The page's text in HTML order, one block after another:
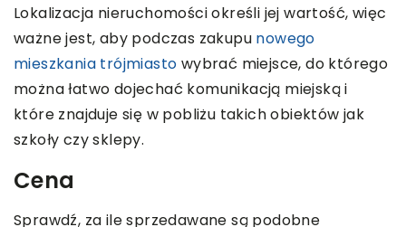
Lokalizacja nieruchomości określi jej wartość, więc
ważne jest, aby podczas zakupu nowego
mieszkania trójmiasto wybrać miejsce, do którego
można łatwo dojechać komunikacją miejską i
które znajduje się w pobliżu takich obiektów jak
szkoły czy sklepy.
Cena
Sprawdź, za ile sprzedawane są podobne